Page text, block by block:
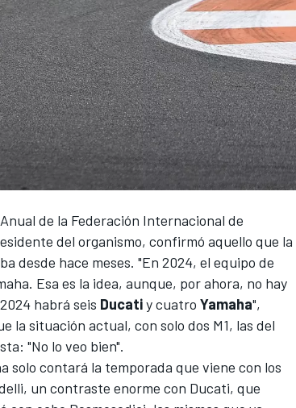
de la Federación Internacional de
del organismo, confirmó aquello que la
desde hace meses. "En 2024, el equipo de
Esa es la idea, aunque, por ahora, no hay
habrá seis Ducatiy cuatro Yamaha",
la situación actual, con solo dos M1, las del
"No lo veo bien".
solo contará la temporada que viene con los
, un contraste enorme con Ducati, que